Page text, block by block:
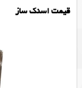
قیمت اسنک ساز